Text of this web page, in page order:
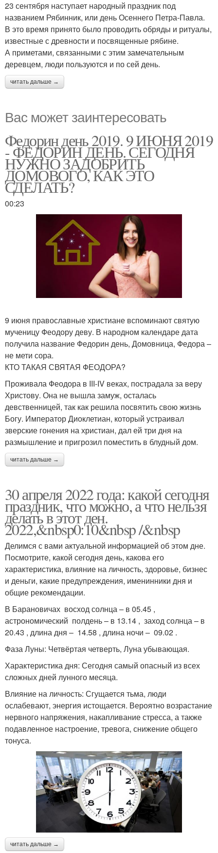
23 сентября наступает народный праздник под
названием Рябинник, или день Осеннего Петра-Павла.
В это время принято было проводить обряды и ритуалы,
известные с древности и посвященные рябине.
А приметами, связанными с этим замечательным
деревцем, люди пользуются и по сей день.
читать дальше →
Вас может заинтересовать
Федорин день 2019. 9 ИЮНЯ 2019
- ФЕДОРИН ДЕНЬ. СЕГОДНЯ
НУЖНО ЗАДОБРИТЬ
ДОМОВОГО, КАК ЭТО
СДЕЛАТЬ?
00:23
9 июня православные христиане вспоминают святую
мученицу Феодору деву. В народном календаре дата
получила название Федорин день, Домовница, Федора –
не мети сора.
КТО ТАКАЯ СВЯТАЯ ФЕОДОРА?
Проживала Феодора в III-IV веках, пострадала за веру
Христову. Она не вышла замуж, осталась
девственницей, так как решила посвятить свою жизнь
Богу. Император Диоклетиан, который устраивал
зверские гонения на христиан, дал ей три дня на
размышление и пригрозил поместить в блудный дом.
читать дальше →
30 апреля 2022 года: какой сегодня
праздник, что можно, а что нельзя
делать в этот ден.
2022,&nbsp0:10&nbsp /&nbsp
Делимся с вами актуальной информацией об этом дне.
Посмотрите, какой сегодня день, какова его
характеристика, влияние на личность, здоровье, бизнес
и деньги, какие предупреждения, именинники дня и
общие рекомендации.
В Барановичах восход солнца – в 05.45 ,
астрономический полдень – в 13.14 , заход солнца – в
20.43 , длина дня – 14.58 , длина ночи – 09.02 .
Фаза Луны: Четвёртая четверть, Луна убывающая.
Характеристика дня: Сегодня самый опасный из всех
сложных дней лунного месяца.
Влияние на личность: Сгущается тьма, люди
ослабевают, энергия истощается. Вероятно возрастание
нервного напряжения, накапливание стресса, а также
подавленное настроение, тревога, снижение общего
тонуса.
читать дальше →